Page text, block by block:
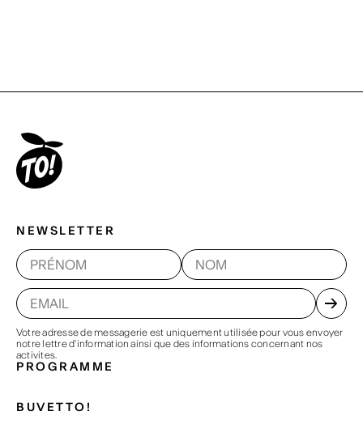
NEWSLETTER
Votre adresse de messagerie est uniquement utilisée pour vous envoyer
notre lettre d'information ainsi que des informations concernant nos
activites.
PROGRAMME
BUVETTO!